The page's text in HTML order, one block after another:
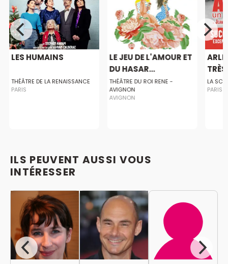
LES HUMAINS
THÉÂTRE DE LA RENAISSANCE
PARIS
LE JEU DE L'AMOUR ET
DU HASAR...
THÉÂTRE DU ROI RENE -
AVIGNON
AVIGNON
LA
PARIS
ILS PEUVENT AUSSI VOUS
INTÉRESSER